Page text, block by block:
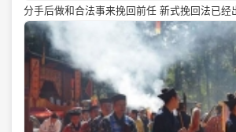
分手后做和合法事来挽回前任 新式挽回法已经